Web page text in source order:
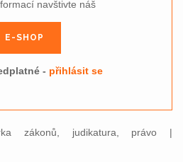
navštivte náš
E-SHOP
- přihlásit se
zákonů, judikatura, právo |